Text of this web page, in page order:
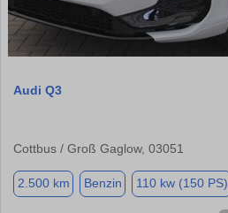
Audi Q3
Cottbus / Groß Gaglow, 03051
2.500 km Benzin 110 kw (150 PS)